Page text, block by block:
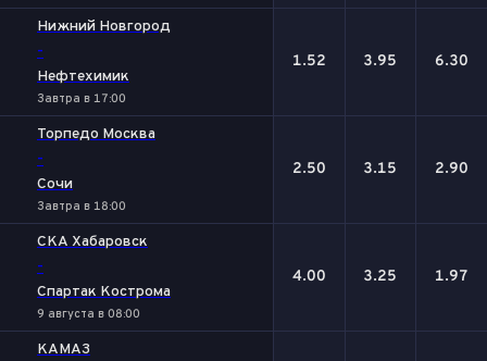
Нижний Новгород
-
Нефтехимик
Завтра в 17:00
1.52 3.95 6.30
Торпедо Москва
-
Сочи
Завтра в 18:00
2.50 3.15 2.90
СКА Хабаровск
-
Спартак Кострома
9 августа в 08:00
4.00 3.25 1.97
КАМАЗ